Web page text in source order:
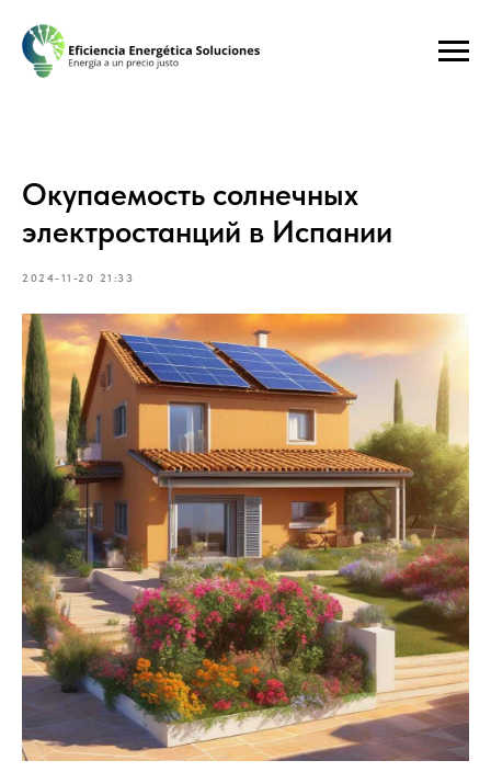
Окупаемость солнечных
электростанций в Испании
2024-11-20 21:33